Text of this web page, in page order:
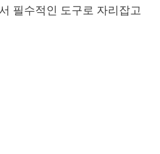
필수적인 도구로 자리잡고